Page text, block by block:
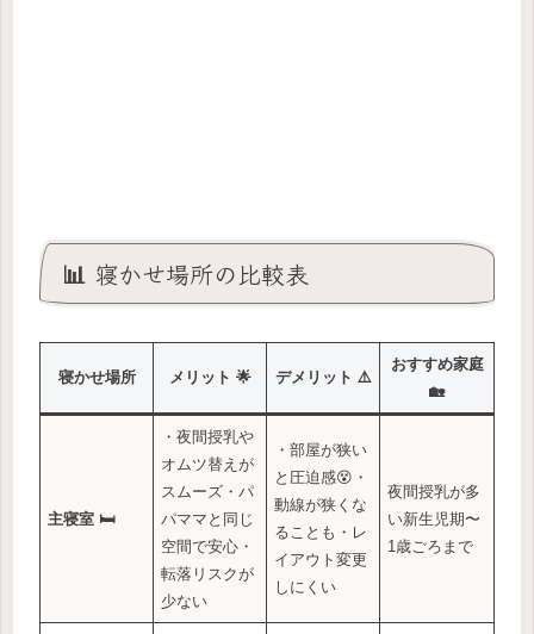
📊 寝かせ場所の比較表
寝かせ場所 メリット 🌟 デメリット ⚠️
おすすめ家庭
🏡
主寝室 🛏️
・夜間授乳や
オムツ替えが
スムーズ・パ
パママと同じ
空間で安心・
転落リスクが
少ない
・部屋が狭い
と圧迫感😵・
動線が狭くな
ることも・レ
イアウト変更
しにくい
夜間授乳が多
い新生児期〜
1歳ごろまで